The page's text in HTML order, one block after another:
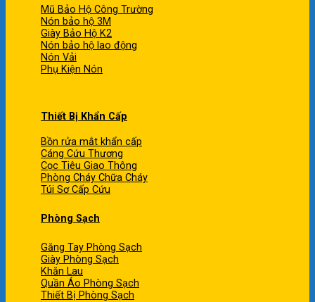
Mũ Bảo Hộ Công Trường
Nón bảo hộ 3M
Giày Bảo Hộ K2
Nón bảo hộ lao động
Nón Vải
Phụ Kiện Nón
Thiết Bị Khẩn Cấp
Bồn rửa mắt khẩn cấp
Cáng Cứu Thương
Cọc Tiêu Giao Thông
Phòng Cháy Chữa Cháy
Túi Sơ Cấp Cứu
Phòng Sạch
Găng Tay Phòng Sạch
Giày Phòng Sạch
Khăn Lau
Quần Áo Phòng Sạch
Thiết Bị Phòng Sạch